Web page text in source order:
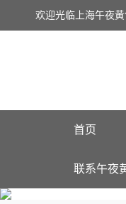
欢迎光临上海午夜
首页
联系午夜